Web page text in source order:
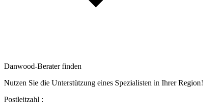
Danwood-Berater finden
Nutzen Sie die Unterstützung eines Spezialisten in Ihrer Region!
Postleitzahl :